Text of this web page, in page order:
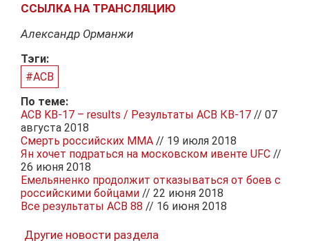
ССЫЛКА НА ТРАНСЛЯЦИЮ
Александр Орманжи
Тэги:
#ACB
По теме:
ACB KB-17 – results / Результаты АСВ КВ-17 // 07
августа 2018
Смерть российских ММА // 19 июля 2018
Ян хочет подраться на московском ивенте UFC //
26 июня 2018
Емельяненко продолжит отказываться от боев с
российскими бойцами // 22 июня 2018
Все результаты АСВ 88 // 16 июня 2018
Другие новости раздела